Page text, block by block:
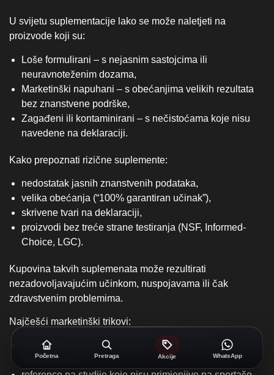
U svijetu suplementacije lako se može naletjeti na
proizvode koji su:
Loše formulirani – s nejasnim sastojcima ili
neuravnoteženim dozama,
Marketinški napuhani – s obećanjima velikih rezultata
bez znanstvene podrške,
Zagađeni ili kontaminirani – s nečistoćama koje nisu
navedene na deklaraciji.
Kako prepoznati rizične suplemente:
nedostatak jasnih znanstvenih podataka,
velika obećanja (“100% garantiran učinak”),
skrivene tvari na deklaraciji,
proizvodi bez treće strane testiranja (NSF, Informed-
Choice, LGC).
Kupovina takvih suplemenata može rezultirati
nezadovoljavajućim učinkom, nuspojavama ili čak
zdravstvenim problemima.
Najčešći marketinški trikovi:
korištenje luksuznih izraza bez značenja (npr.
“ultra‑blend”),
Početna Pretraga Akcije WhatsApp